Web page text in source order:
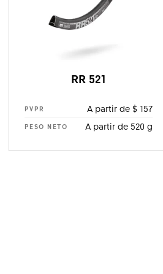
RR 521
PVPR A partir de $ 157
PESO NETO A partir de 520 g